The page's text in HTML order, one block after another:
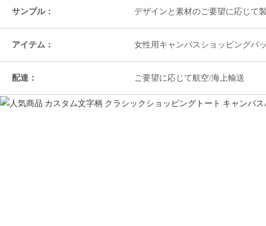
サンプル： デザインと素材のご要望に応じて
アイテム： 女性用キャンバスショッピングバ
配達： ご要望に応じて航空/海上輸送